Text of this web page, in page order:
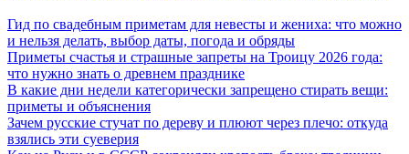
Гид по свадебным приметам для невесты и жениха: что можно
и нельзя делать, выбор даты, погода и обряды
Приметы счастья и страшные запреты на Троицу 2026 года:
что нужно знать о древнем празднике
В какие дни недели категорически запрещено стирать вещи:
приметы и объяснения
Зачем русские стучат по дереву и плюют через плечо: откуда
взялись эти суеверия